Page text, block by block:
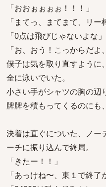
「おおぉぉぉぉ！！！」
「まてっ、まてまて、リー
「0点は飛びじゃないよな」
「お、おう！こっからだよ
僕子は気を取り直すように
全に泳いでいた。
小さい手がシャツの胸の辺
牌牌を積もってくるのにも
決着は直ぐについた、ノー
ーチに振り込んで終局。
「きたー！！」
「あっけね〜、東１で終了